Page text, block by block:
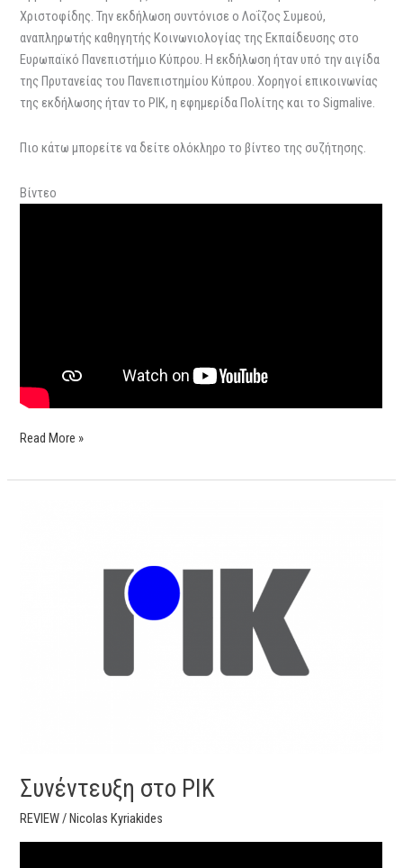
Χριστοφίδης. Την εκδήλωση συντόνισε ο Λοΐζος Συμεού,
αναπληρωτής καθηγητής Κοινωνιολογίας της Εκπαίδευσης στο
Ευρωπαϊκό Πανεπιστήμιο Κύπρου. Η εκδήλωση ήταν υπό την αιγίδα
της Πρυτανείας του Πανεπιστημίου Κύπρου. Χορηγοί επικοινωνίας
της εκδήλωσης ήταν το ΡΙΚ, η εφημερίδα Πολίτης και το Sigmalive.
Πιο κάτω μπορείτε να δείτε ολόκληρο το βίντεο της συζήτησης.
Βίντεο
Read More »
Συνέντευξη στο ΡΙΚ
REVIEW/ Nicolas Kyriakides